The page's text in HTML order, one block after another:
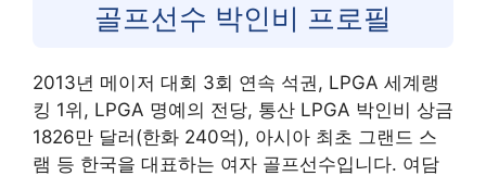
골프선수 박인비 프로필
2013년 메이저 대회 3회 연속 석권, LPGA 세계랭
킹 1위, LPGA 명예의 전당, 통산 LPGA 박인비 상금
1826만 달러(한화 240억), 아시아 최초 그랜드 스
램 등 한국을 대표하는 여자 골프선수입니다. 여담